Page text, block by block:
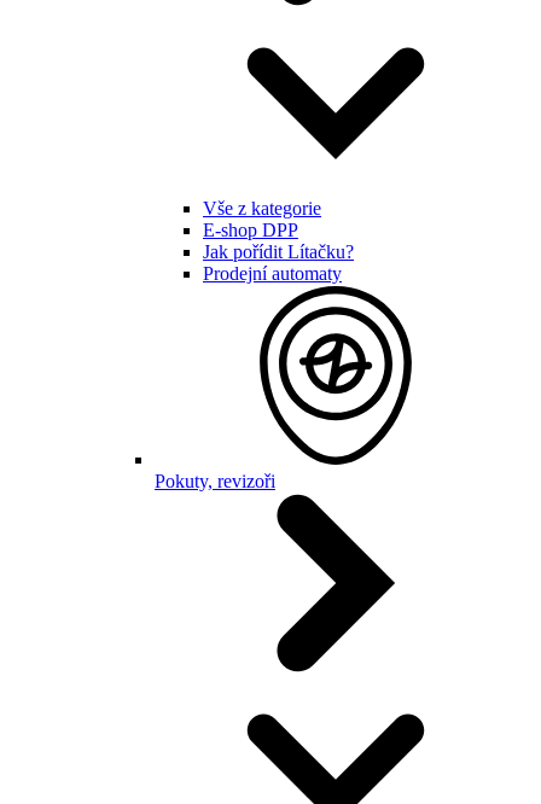
Vše z kategorie
E-shop DPP
Jak pořídit Lítačku?
Prodejní automaty
Pokuty, revizoři